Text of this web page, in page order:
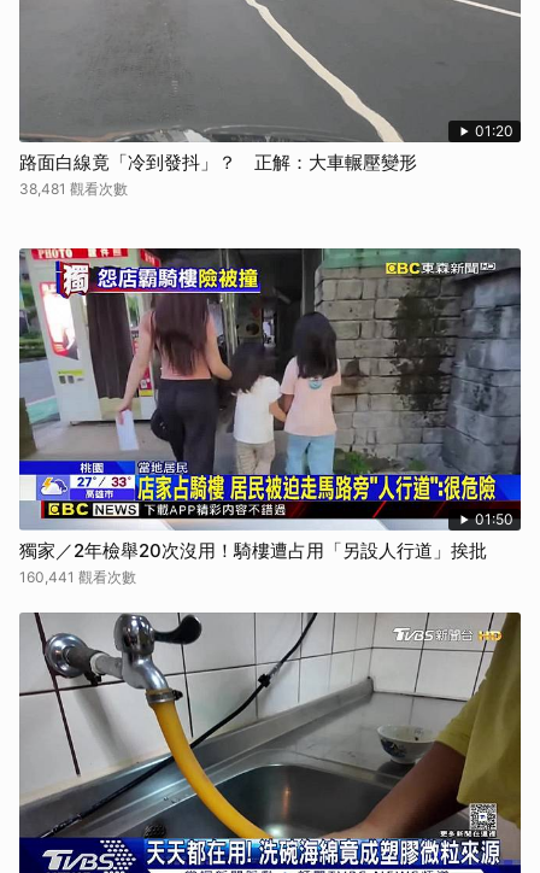
01:20
路面白線竟「冷到發抖」？ 正解：大車輾壓變形
38,481 觀看次數
01:50
獨家／2年檢舉20次沒用！騎樓遭占用「另設人行道」挨批
160,441 觀看次數